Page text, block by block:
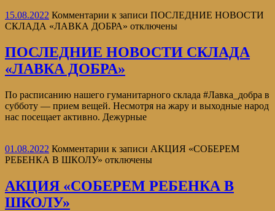
15.08.2022 Комментарии к записи ПОСЛЕДНИЕ НОВОСТИ
СКЛАДА «ЛАВКА ДОБРА» отключены
ПОСЛЕДНИЕ НОВОСТИ СКЛАДА
«ЛАВКА ДОБРА»
По расписанию нашего гуманитарного склада #Лавка_добра в
субботу — прием вещей. Несмотря на жару и выходные народ
нас посещает активно. Дежурные
01.08.2022 Комментарии к записи АКЦИЯ «СОБЕРЕМ
РЕБЕНКА В ШКОЛУ» отключены
АКЦИЯ «СОБЕРЕМ РЕБЕНКА В
ШКОЛУ»